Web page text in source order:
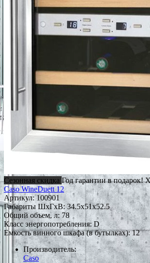
Сезонная скидка Год гарантии в подарок!
Caso WineDuett 12
Артикул:100901
Габариты ШxГxВ: 34.5x51x52.5
Общий объем, л: 78
Класс энергопотребления: D
Емкость винного шкафа (в бутылках): 12
Производитель:
Caso